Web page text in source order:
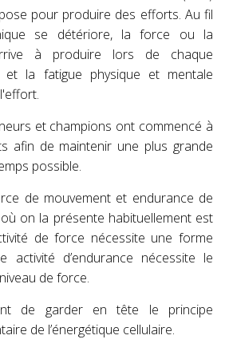
pour produire des efforts. Au fil
se détériore, la force ou la
à produire lors de chaque
et la fatigue physique et mentale
et champions ont commencé à
afin de maintenir une plus grande
possible.
de mouvement et endurance de
on la présente habituellement est
de force nécessite une forme
activité d’endurance nécessite le
de force.
de garder en tête le principe
de l’énergétique cellulaire.